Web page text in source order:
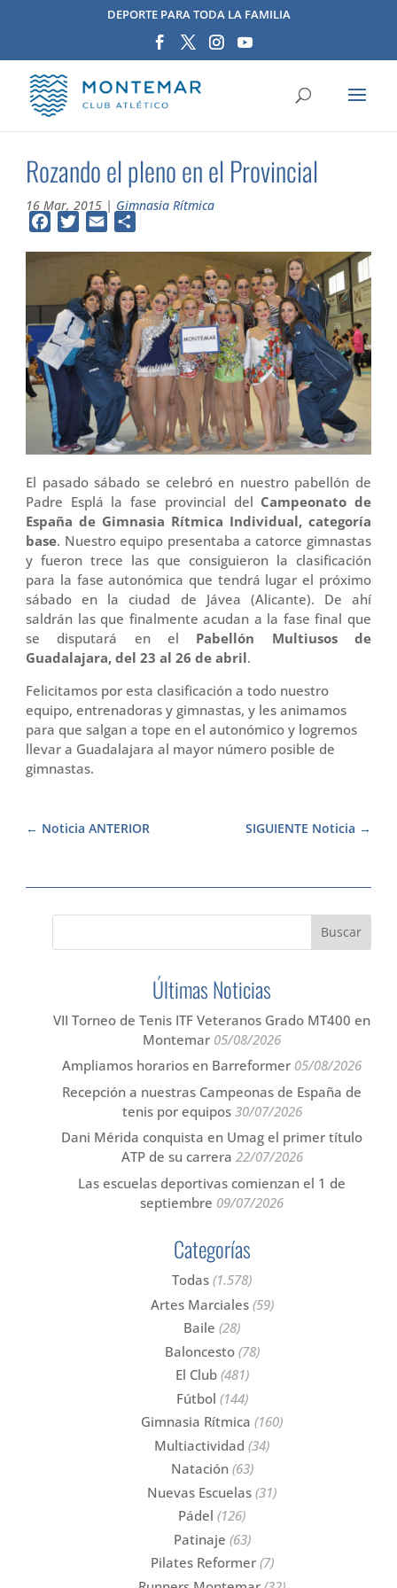
DEPORTE PARA TODA LA FAMILIA
Rozando el pleno en el Provincial
16 Mar, 2015 | Gimnasia Rítmica
FacebookTwitterEmail
El pasado sábado se celebró en nuestro pabellón de
Padre Esplá la fase provincial del Campeonato de
España de Gimnasia Rítmica Individual, categoría
base. Nuestro equipo presentaba a catorce gimnastas
y fueron trece las que consiguieron la clasificación
para la fase autonómica que tendrá lugar el próximo
sábado en la ciudad de Jávea (Alicante). De ahí
saldrán las que finalmente acudan a la fase final que
se disputará en el Pabellón Multiusos de
Guadalajara, del 23 al 26 de abril.
Felicitamos por esta clasificación a todo nuestro
equipo, entrenadoras y gimnastas, y les animamos
para que salgan a tope en el autonómico y logremos
llevar a Guadalajara al mayor número posible de
gimnastas.
SIGUIENTE Noticia
Noticia ANTERIOR
Últimas Noticias
VII Torneo de Tenis ITF Veteranos Grado MT400 en
Montemar 05/08/2026
Ampliamos horarios en Barreformer 05/08/2026
Recepción a nuestras Campeonas de España de
tenis por equipos 30/07/2026
Dani Mérida conquista en Umag el primer título
ATP de su carrera 22/07/2026
Las escuelas deportivas comienzan el 1 de
septiembre 09/07/2026
Categorías
Todas (1.578)
Artes Marciales(59)
Baile (28)
Baloncesto(78)
El Club(481)
Fútbol (144)
Gimnasia Rítmica (160)
Multiactividad (34)
Natación(63)
Nuevas Escuelas (31)
Pádel (126)
Patinaje (63)
Pilates Reformer(7)